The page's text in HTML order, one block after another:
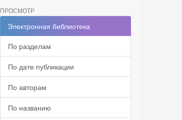
ПРОСМОТР
Электронная библиотека
По разделам
По дате публикации
По авторам
По названию